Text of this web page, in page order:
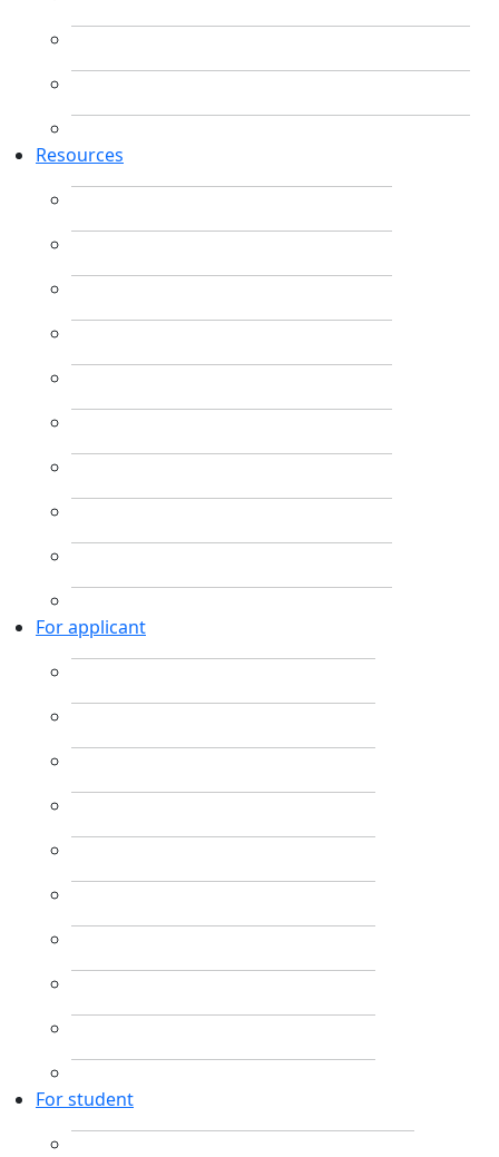
Resources
For applicant
For student